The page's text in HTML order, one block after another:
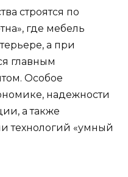
строятся по
где мебель
а при
главным
Особое
надежности
а также
технологий «умный